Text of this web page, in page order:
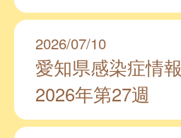
2026/07/10
愛知県感染症情報
2026年第27週